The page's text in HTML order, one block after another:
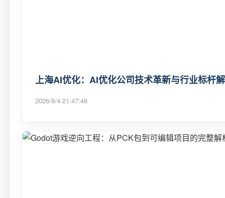
上海AI优化：AI优化公司技术革新与行业标杆
2026/8/4 21:47:48